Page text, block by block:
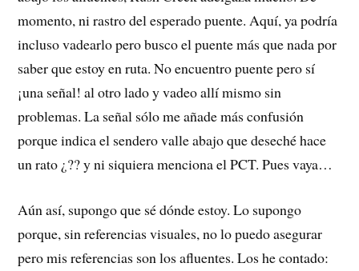
momento, ni rastro del esperado puente. Aquí, ya podría
incluso vadearlo pero busco el puente más que nada por
saber que estoy en ruta. No encuentro puente pero sí
¡una señal! al otro lado y vadeo allí mismo sin
problemas. La señal sólo me añade más confusión
porque indica el sendero valle abajo que deseché hace
un rato ¿?? y ni siquiera menciona el PCT. Pues vaya…
Aún así, supongo que sé dónde estoy. Lo supongo
porque, sin referencias visuales, no lo puedo asegurar
pero mis referencias son los afluentes. Los he contado: